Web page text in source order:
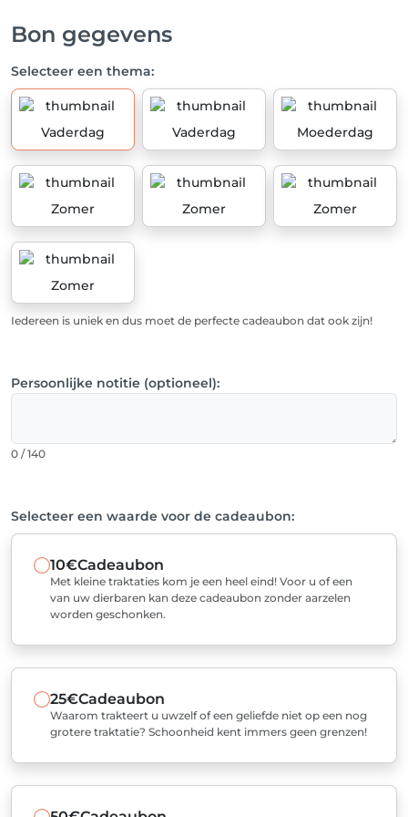
Bon gegevens
Selecteer een thema:
Vaderdag Vaderdag Moederdag
Zomer Zomer Zomer
Zomer
Iedereen is uniek en dus moet de perfecte cadeaubon dat ook zijn!
Persoonlijke notitie (optioneel):
0 / 140
Selecteer een waarde voor de cadeaubon:
10€Cadeaubon
Met kleine traktaties kom je een heel eind! Voor u of een
van uw dierbaren kan deze cadeaubon zonder aarzelen
worden geschonken.
25€Cadeaubon
Waarom trakteert u uwzelf of een geliefde niet op een nog
grotere traktatie? Schoonheid kent immers geen grenzen!